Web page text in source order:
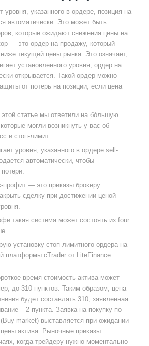
уровня, указанного в ордере, позиция на
автоматически. Это может быть
которые ожидают снижения цены на
— это ордер на продажу, который
текущей цены рынка. Это означает,
установленного уровня, ордер на
открывается. Такой ордер можно
от потерь на позиции, если цена
статье мы ответили на бо́льшую
могли возникнуть у вас об
и стоп-лимит.
уровня, указанного в ордере sell-
автоматически, чтобы
профит — это приказы брокеру
сделку при достижении ценой
такая система может состоять из four
установку стоп-лимитного ордера на
платформы cTrader от LiteFinance.
время стоимость актива может
до 310 пунктов. Таким образом, цена
будет составлять 310, заявленная
– 2 пункта. Заявка на покупку по
market) выставляется при ожидании
актива. Рыночные приказы
когда трейдеру нужно моментально